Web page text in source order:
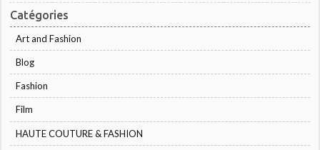
Catégories
Art and Fashion
Blog
Fashion
Film
HAUTE COUTURE & FASHION